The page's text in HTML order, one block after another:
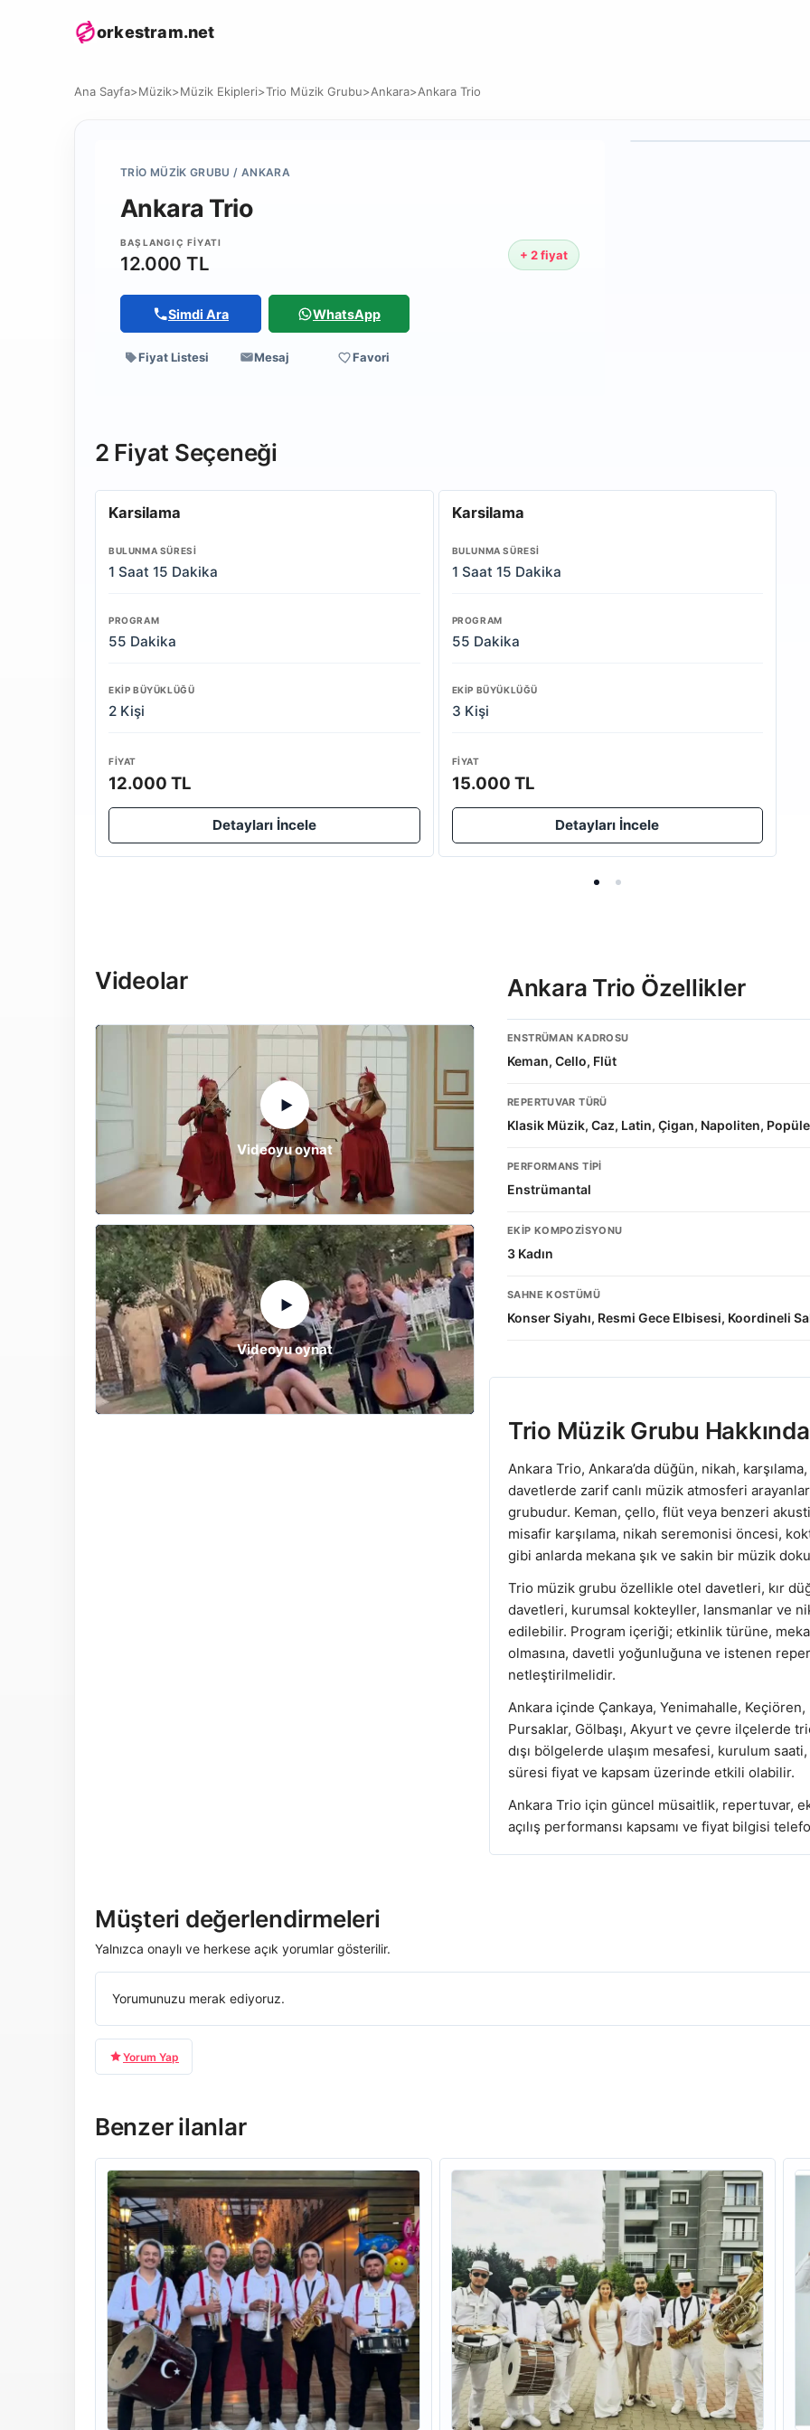
orkestram.net
Ana Sayfa>Müzik>Müzik Ekipleri>Trio Müzik Grubu>Ankara>Ankara Trio
TRIO MÜZIK GRUBU / ANKARA
Ankara Trio
BAŞLANGIÇ FIYATI
12.000 TL + 2 fiyat
Simdi Ara WhatsApp
Fiyat Listesi Mesaj Favori
2 Fiyat Seçeneği
Karsilama
BULUNMA SÜRESI
1 Saat 15 Dakika
PROGRAM
55 Dakika
EKIP BÜYÜKLÜĞÜ
2 Kişi
FIYAT
12.000 TL
Detayları İncele
Karsilama
BULUNMA SÜRESI
1 Saat 15 Dakika
PROGRAM
55 Dakika
EKIP BÜYÜKLÜĞÜ
3 Kişi
FIYAT
15.000 TL
Detayları İncele
Videolar
▶
Videoyu oynat
▶
Videoyu oynat
Ankara Trio Özellikler
ENSTRÜMAN KADROSU
Keman, Cello, Flüt
REPERTUVAR TÜRÜ
Klasik Müzik, Caz, Latin, Çigan, Napoliten,
PERFORMANS TIPI
Enstrümantal
EKIP KOMPOZISYONU
3 Kadın
SAHNE KOSTÜMÜ
Konser Siyahı, Resmi Gece Elbisesi, Koordineli
Trio Müzik Grubu Hakkında
Ankara Trio, Ankara’da düğün, nikah,
davetlerde zarif canlı müzik atmosferi
grubudur. Keman, çello, flüt veya benzeri
misafir karşılama, nikah seremonisi öncesi,
gibi anlarda mekana şık ve sakin bir müzik
Trio müzik grubu özellikle otel davetleri, kır
davetleri, kurumsal kokteyller, lansmanlar ve
edilebilir. Program içeriği; etkinlik türüne,
olmasına, davetli yoğunluğuna ve istenen
netleştirilmelidir.
Ankara içinde Çankaya, Yenimahalle,
Pursaklar, Gölbaşı, Akyurt ve çevre ilçelerde
dışı bölgelerde ulaşım mesafesi, kurulum
süresi fiyat ve kapsam üzerinde etkili olabilir.
Ankara Trio için güncel müsaitlik, repertuvar,
açılış performansı kapsamı ve fiyat bilgisi
Müşteri değerlendirmeleri
Yalnızca onaylı ve herkese açık yorumlar gösterilir.
Yorumunuzu merak ediyoruz.
Yorum Yap
Benzer ilanlar